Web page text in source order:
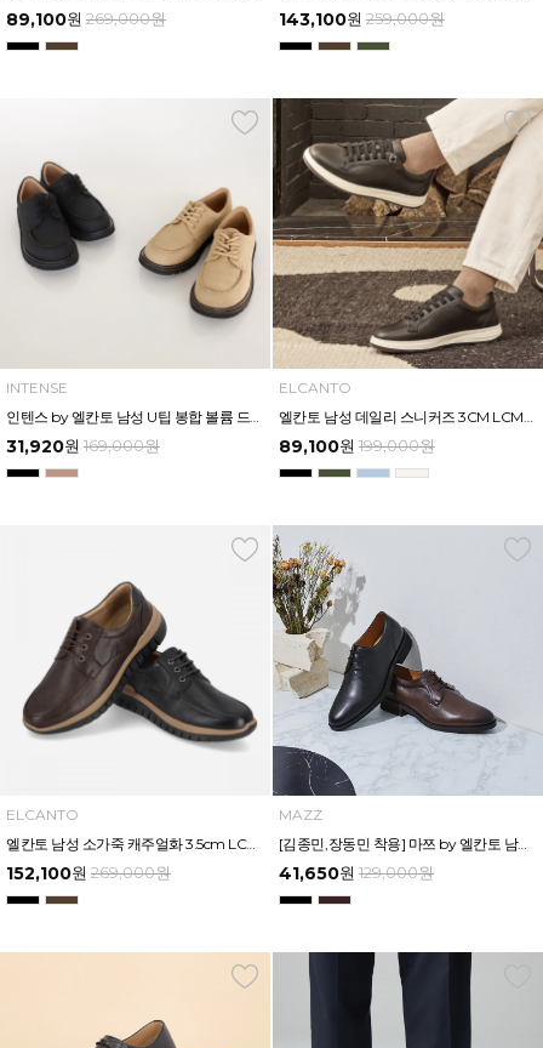
89,100원 269,000원 143,100원 259,000원
INTENSE
인텐스 by 엘칸토 남성 U팁 봉합 볼륨 드레스 3cm LCMD29I613
31,920원 169,000원
ELCANTO
엘칸토 남성 데일리 스니커즈 3CM LCMS81U613
89,100원 199,000원
ELCANTO
엘칸토 남성 소가죽 캐주얼화 3.5cm LCMC33U613
152,100원 269,000원
MAZZ
[김종민,장동민 착용] 마쯔 by 엘칸토 남성 베이직 정장화 3.5cm LCMD80I111
41,650원 129,000원